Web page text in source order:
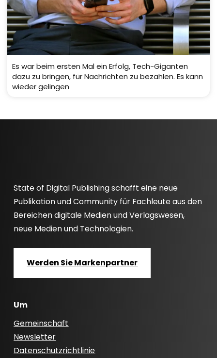
Es war beim ersten Mal ein Erfolg, Tech-Giganten
dazu zu bringen, für Nachrichten zu bezahlen. Es kann
wieder gelingen
State of Digital Publishing schafft eine neue
Publikation und Community für Fachleute aus den
Bereichen digitale Medien und Verlagswesen,
neue Medien und Technologien.
Werden Sie Markenpartner
Um
Gemeinschaft
Newsletter
Datenschutzrichtlinie